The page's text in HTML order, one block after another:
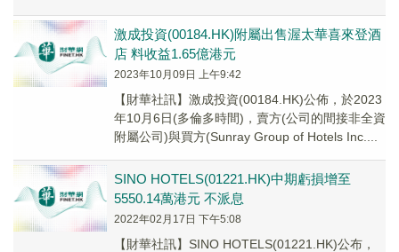
激成投資(00184.HK)附屬出售渥太華喜來登酒
店 料收益1.65億港元
2023年10月09日 上午9:42
【財華社訊】激成投資(00184.HK)公佈，於2023
年10月6日(多倫多時間)，賣方(公司的間接非全資
附屬公司)與買方(Sunray Group of Hotels Inc....
SINO HOTELS(01221.HK)中期虧損增至
5550.14萬港元 不派息
2022年02月17日 下午5:08
【財華社訊】SINO HOTELS(01221.HK)公布，